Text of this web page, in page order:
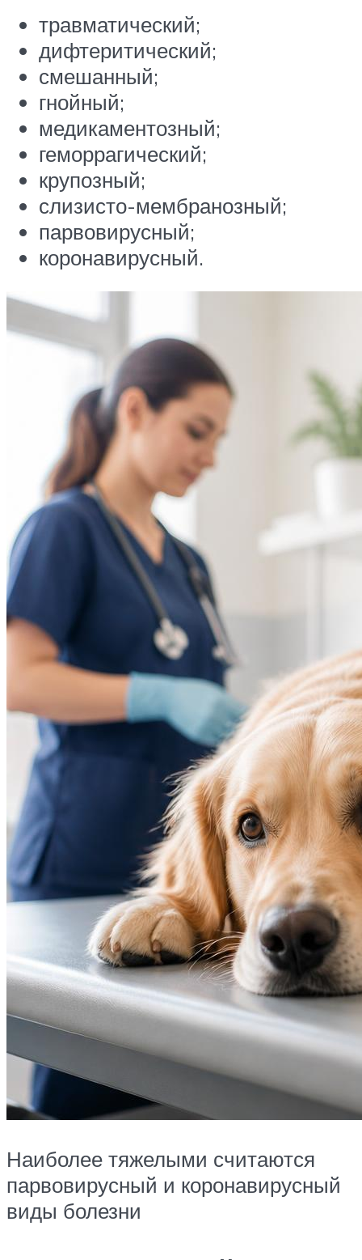
травматический;
дифтеритический;
смешанный;
гнойный;
медикаментозный;
геморрагический;
крупозный;
слизисто-мембранозный;
парвовирусный;
коронавирусный.
Наиболее тяжелыми считаются
парвовирусный и коронавирусный
виды болезни